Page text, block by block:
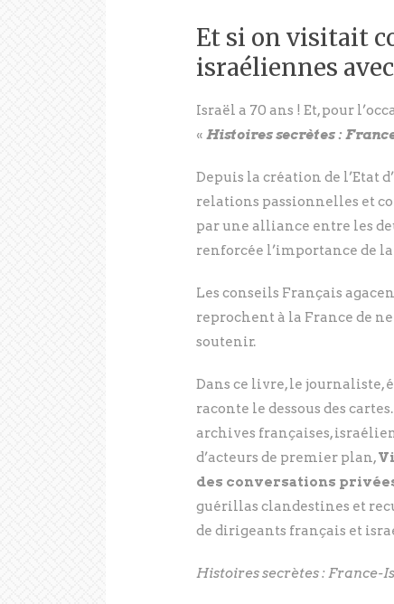
Et si on visitait
israéliennes
Israël a 70 ans ! Et, pour
« Histoires secrètes :
Depuis la création de l’Etat
relations passionnelles et
par une alliance entre les
renforcée l’importance de
Les conseils Français
reprochent à la France de
soutenir.
Dans ce livre, le journaliste,
raconte le dessous des
archives françaises,
d’acteurs de premier plan,
des conversations
guérillas clandestines et
de dirigeants français et
Histoires secrètes : France-